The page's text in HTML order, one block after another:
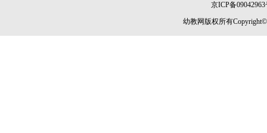
京ICP备09042963
幼教网版权所有